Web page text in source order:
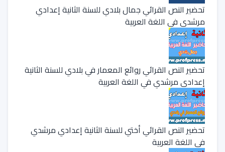
تحضير النص القرائي جمال بلادي للسنة الثانية إعدادي
مرشدي في اللغة العربية
تحضير النص القرائي روائع المعمار في بلادي للسنة الثانية
إعدادي مرشدي في اللغة العربية
تحضير النص القرائي أختي للسنة الثانية إعدادي مرشدي
في اللغة العربية